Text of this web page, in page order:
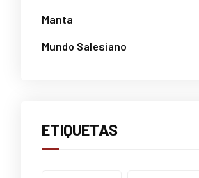
Manta
Mundo Salesiano
ETIQUETAS